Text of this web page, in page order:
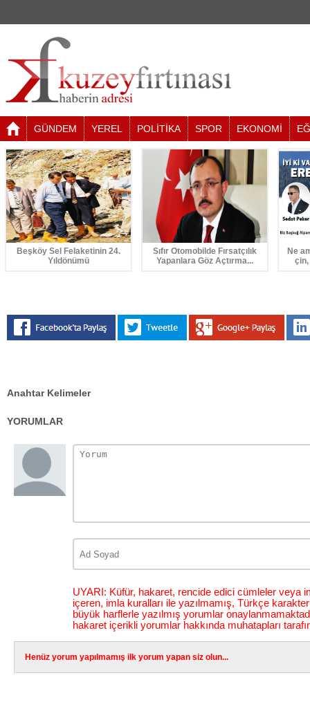
GÜNDEM YEREL POLİTİKA SPOR EKONOMİ
Beşköy Sel Felaketinin 24.
Yıldönümü
Sıfır Otomobilde Fırsatçılık
Yapanlara Göz Açtırma...
Ne
Anahtar Kelimeler
YORUMLAR
UYARI: Küfür, hakaret, rencide edici cümleler veya
içeren, imla kuralları ile yazılmamış, Türkçe
büyük harflerle yazılmış yorumlar
hakaret içerikli yorumlar hakkında muhatapları
Henüz yorum yapılmamış ilk yorum yapan siz olun...